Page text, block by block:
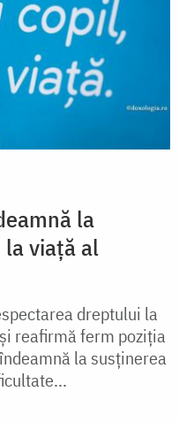
la
viață al
dreptului la
reafirmă ferm poziția
la susținerea